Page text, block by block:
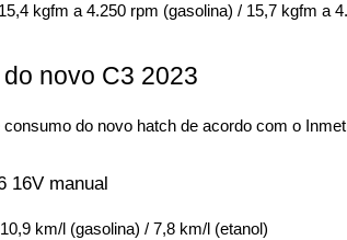
kgfm a 4.250 rpm (gasolina) / 15,7 kgfm a
novo C3 2023
consumo do novo hatch de acordo com o
16V manual
km/l (gasolina) / 7,8 km/l (etanol)